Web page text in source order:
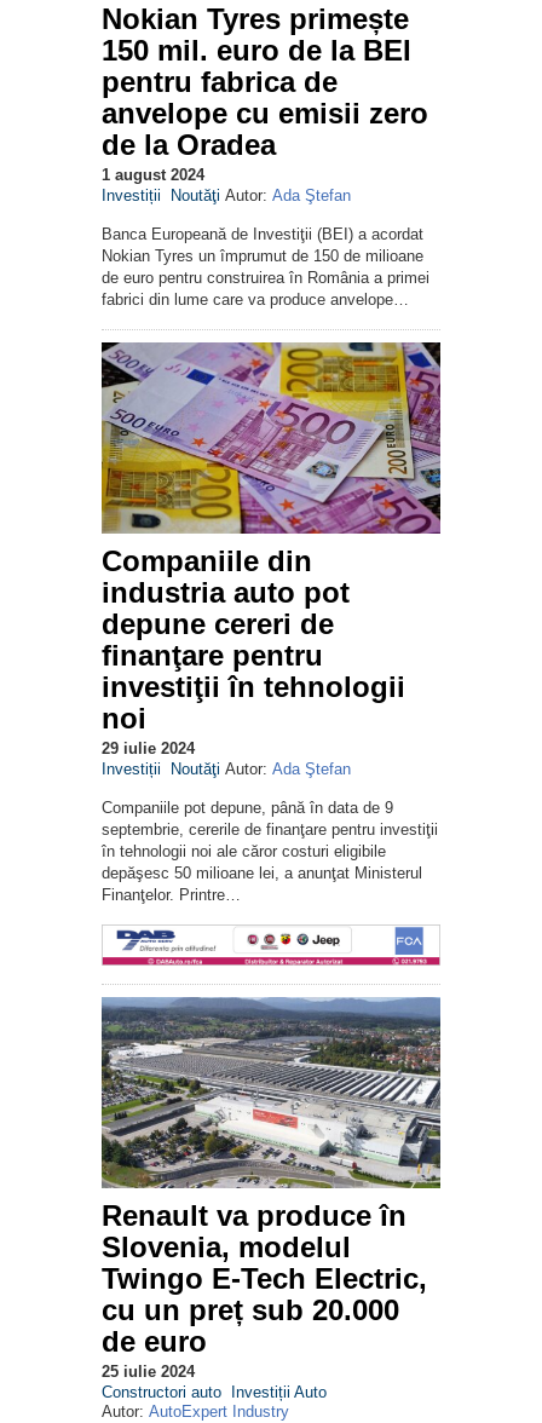
Nokian Tyres primește
150 mil. euro de la BEI
pentru fabrica de
anvelope cu emisii zero
de la Oradea
1 august 2024
Investiții
Noutăţi Autor: Ada Ştefan
Banca Europeană de Investiţii (BEI) a acordat
Nokian Tyres un împrumut de 150 de milioane
de euro pentru construirea în România a primei
fabrici din lume care va produce anvelope…
Companiile din
industria auto pot
depune cereri de
finanţare pentru
investiţii în tehnologii
noi
29 iulie 2024
Investiții
Noutăţi Autor: Ada Ştefan
Companiile pot depune, până în data de 9
septembrie, cererile de finanţare pentru investiţii
în tehnologii noi ale căror costuri eligibile
depăşesc 50 milioane lei, a anunţat Ministerul
Finanţelor. Printre…
Renault va produce în
Slovenia, modelul
Twingo E-Tech Electric,
cu un preț sub 20.000
de euro
25 iulie 2024
Constructori auto
Investiții Auto
Autor: AutoExpert Industry